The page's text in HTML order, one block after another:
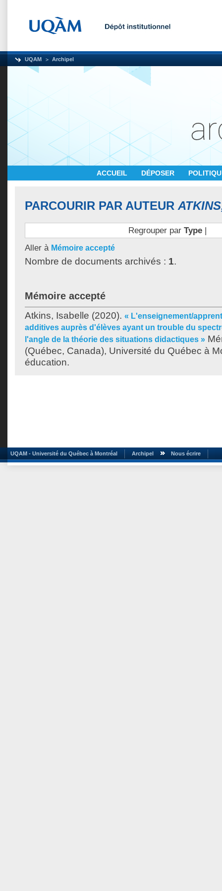
UQAM Archipel
ACCUEIL DÉPOSER
PARCOURIR PAR AUTEUR
Regrouper par Type|
Aller à Mémoire accepté
Nombre de documents archivés : 1.
Mémoire accepté
Atkins, Isabelle (2020). « L'enseignement/
additives auprès d'élèves ayant un trouble du
l'angle de la théorie des situations didactiques »
(Québec, Canada), Université du Québec à
éducation.
UQAM - Université du Québec à Montréal Archipel Nous écrire